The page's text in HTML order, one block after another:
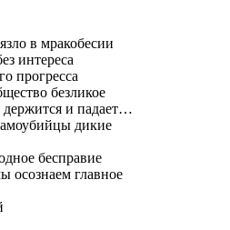
в мракобесии
интереса
прогресса
безликое
и падает…
дикие
бесправие
осознаем главное